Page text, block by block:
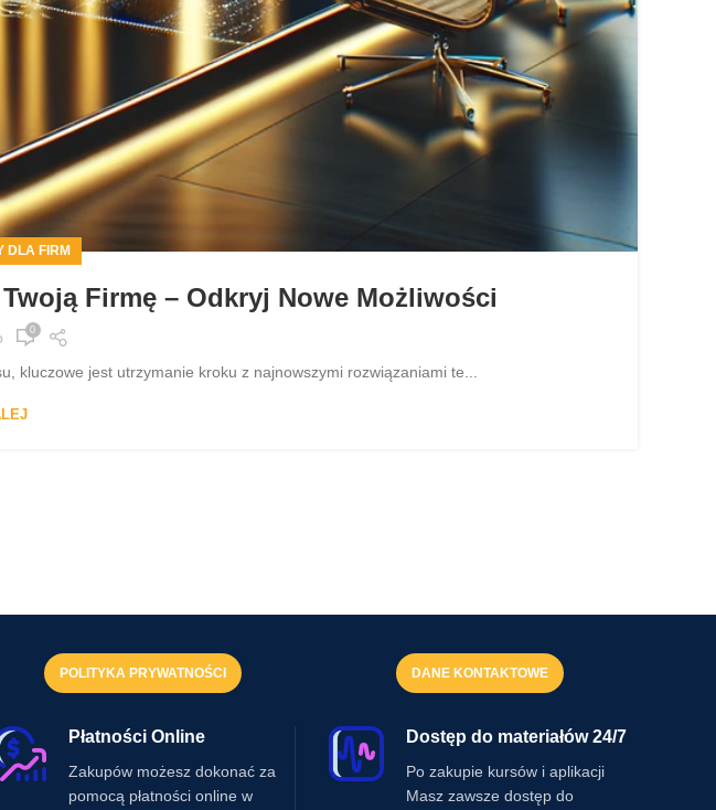
DLA FIRM
Firmę – Odkryj Nowe Możliwości
0
kluczowe jest utrzymanie kroku z najnowszymi rozwiązaniami te...
POLITYKA PRYWATNOŚCI DANE KONTAKTOWE
Płatności Online
Zakupów możesz dokonać za
pomocą płatności online w
Dostęp do materiałów 24/7
Po zakupie kursów i aplikacji
Masz zawsze dostęp do